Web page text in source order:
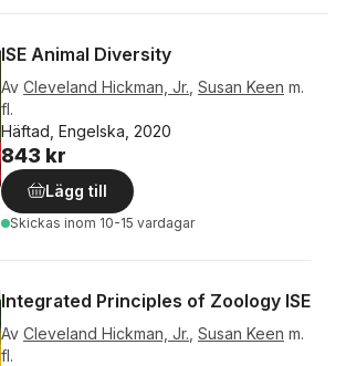
ISE Animal Diversity
Av Cleveland Hickman, Jr. Susan Keen m.
fl.
Häftad, Engelska, 2020
843 kr
Lägg till
Skickas inom 10-15 vardagar
Integrated Principles of Zoology ISE
Av Cleveland Hickman, Jr. Susan Keen m.
fl.